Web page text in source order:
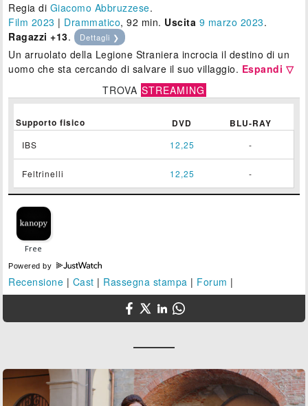
Regia di Giacomo Abbruzzese.
Film 2023 | Drammatico, 92 min. Uscita 9 marzo 2023.
Ragazzi +13. Dettagli ❯
Un arruolato della Legione Straniera incrocia il destino di un
uomo che sta cercando di salvare il suo villaggio. Espandi ▽
TROVA STREAMING
Supporto fisico DVD BLU-RAY
IBS 12,25 -
Feltrinelli 12,25 -
Powered by
Recensione | Cast | Rassegna stampa | Forum |